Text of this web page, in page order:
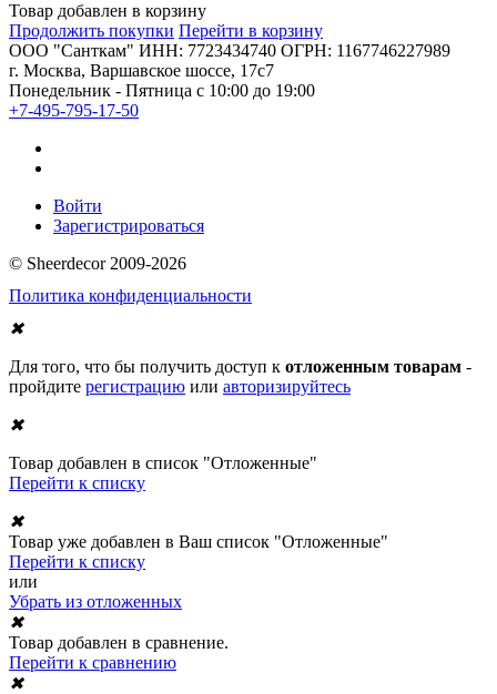
Товар добавлен в корзину
Продолжить покупки Перейти в корзину
ООО "Санткам" ИНН: 7723434740 ОГРН: 1167746227989
г. Москва, Варшавское шоссе, 17с7
Понедельник - Пятница с 10:00 до 19:00
+7-495-795-17-50
Войти
Зарегистрироваться
© Sheerdecor 2009-2026
Политика конфиденциальности
✖
Для того, что бы получить доступ к отложенным товарам -
пройдите регистрацию или авторизируйтесь
✖
Товар добавлен в список "Отложенные"
Перейти к списку
✖
Товар уже добавлен в Ваш список "Отложенные"
Перейти к списку
или
Убрать из отложенных
✖
Товар добавлен в сравнение.
Перейти к сравнению
✖